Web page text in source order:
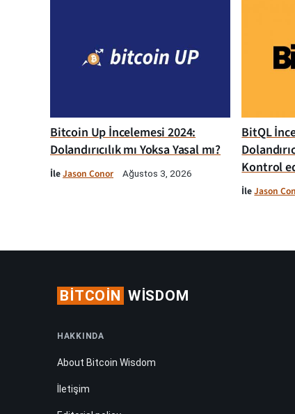
Bitcoin Up İncelemesi 2024:
Dolandırıcılık mı Yoksa Yasal mı?
İleJason Conor Ağustos 3, 2026
BitQL
Kontrol
İleJason
BITCOIN WISDOM
HAKKINDA
About Bitcoin Wisdom
İletişim